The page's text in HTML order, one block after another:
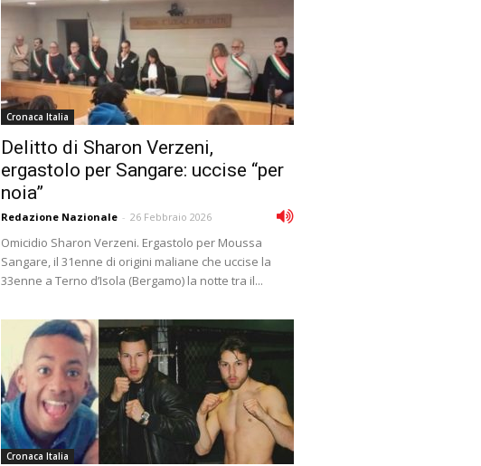
Cronaca Italia
Delitto di Sharon Verzeni,
ergastolo per Sangare: uccise “per
noia”
Redazione Nazionale - 26 Febbraio 2026
Omicidio Sharon Verzeni. Ergastolo per Moussa
Sangare, il 31enne di origini maliane che uccise la
33enne a Terno d’Isola (Bergamo) la notte tra il...
Cronaca Italia